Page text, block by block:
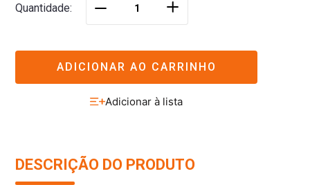
Quantidade ＋
ADICIONAR AO CARRINHO
DESCRIÇÃO DO PRODUTO